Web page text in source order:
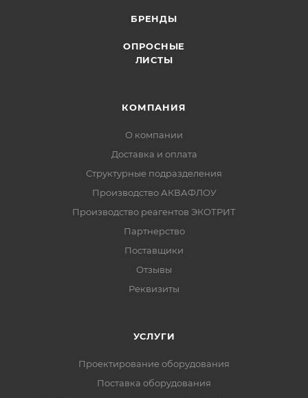
БРЕНДЫ
ОПРОСНЫЕ
ЛИСТЫ
КОМПАНИЯ
О компании
Доставка и оплата
Структурные подразделения
Производство АКВАФЛОУ
Производство реагентов ЭКОТРИТ
Партнерство
Поставщики
Отзывы
Реквизиты
УСЛУГИ
Проектирование оборудования
Поставка оборудования